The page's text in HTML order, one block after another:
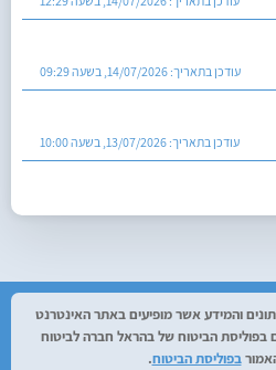
עודכן בתאריך: 14/07/2026, בשעה 09:29
עודכן בתאריך: 13/07/2026, בשעה 10:00
עודכן בתאריך:27/07/2026, בשעה 12:29
והמידע אשר מופיעים באתר האינטרנט
בפוליסת הביטוח של בהראל חברה לביטוח
בפוליסת הביטוח.